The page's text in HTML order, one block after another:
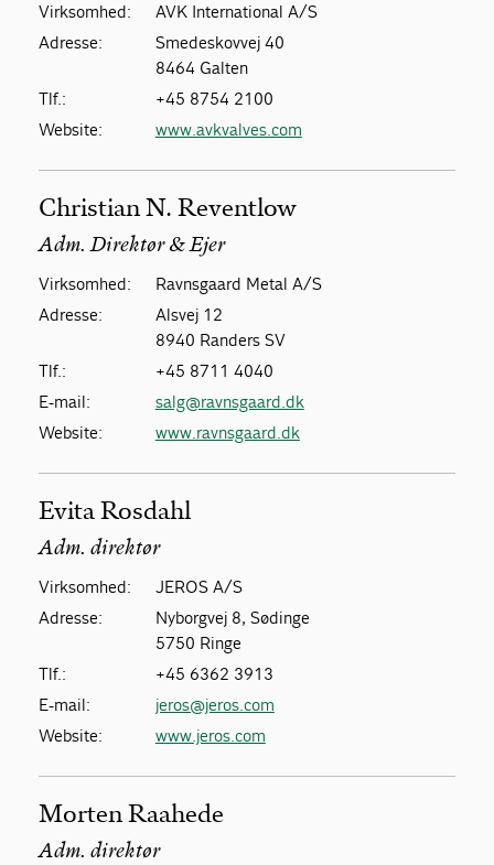
Virksomhed:
AVK International A/S
Adresse:
Smedeskovvej 40
8464 Galten
Tlf.:
+45 8754 2100
Website:
www.avkvalves.com
Christian N. Reventlow
Adm. Direktør & Ejer
Virksomhed:
Ravnsgaard Metal A/S
Adresse:
Alsvej 12
8940 Randers SV
Tlf.:
+45 8711 4040
E-mail:
salg@ravnsgaard.dk
Website:
www.ravnsgaard.dk
Evita Rosdahl
Adm. direktør
Virksomhed:
JEROS A/S
Adresse:
Nyborgvej 8, Sødinge
5750 Ringe
Tlf.:
+45 6362 3913
E-mail:
jeros@jeros.com
Website:
www.jeros.com
Morten Raahede
Adm. direktør